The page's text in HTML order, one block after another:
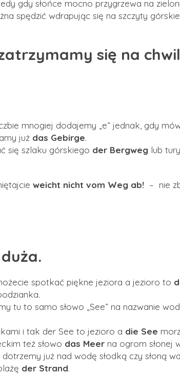
gdy słońce mocno przygrzewa na
spędzić wdrapując się na szczyty
się na
mnogiej dodajemy „e” jednak, gdy
już das Gebirge.
się szlaku górskiego der Bergweg lub
weicht nicht vom Weg ab! – nie
spotkać piękne jeziora a jezioro to
tu to samo słowo „See” na nazwanie
i tak der See to jezioro a die See
też słowo das Meer na ogrom słonej
już nad wodę słodką czy słoną
der Strand.